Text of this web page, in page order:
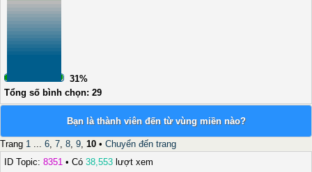
31%
Tổng số bình chọn: 29
Bạn là thành viên đến từ vùng miền nào?
Trang 1 ... 6, 7, 8, 9, 10 • Chuyển đến trang
ID Topic: 8351 • Có 38,553 lượt xem